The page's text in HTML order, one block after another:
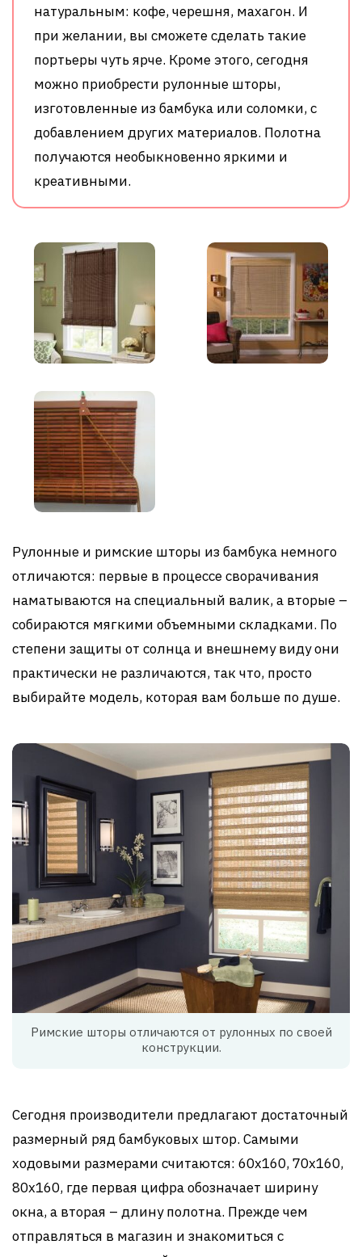
натуральным: кофе, черешня, махагон. И
при желании, вы сможете сделать такие
портьеры чуть ярче. Кроме этого, сегодня
можно приобрести рулонные шторы,
изготовленные из бамбука или соломки, с
добавлением других материалов. Полотна
получаются необыкновенно яркими и
креативными.
Рулонные и римские шторы из бамбука немного
отличаются: первые в процессе сворачивания
наматываются на специальный валик, а вторые –
собираются мягкими объемными складками. По
степени защиты от солнца и внешнему виду они
практически не различаются, так что, просто
выбирайте модель, которая вам больше по душе.
Римские шторы отличаются от рулонных по своей
конструкции.
Сегодня производители предлагают достаточный
размерный ряд бамбуковых штор. Самыми
ходовыми размерами считаются: 60х160, 70х160,
80х160, где первая цифра обозначает ширину
окна, а вторая – длину полотна. Прежде чем
отправляться в магазин и знакомиться с